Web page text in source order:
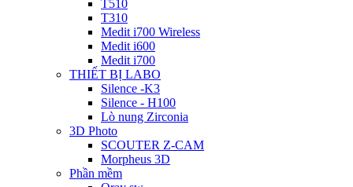
T510
T310
Medit i700 Wireless
Medit i600
Medit i700
THIẾT BỊ LABO
Silence -K3
Silence - H100
Lò nung Zirconia
3D Photo
SCOUTER Z-CAM
Morpheus 3D
Phần mềm